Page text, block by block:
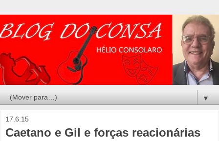
▼
17.6.15
Caetano e Gil e forças reacionárias